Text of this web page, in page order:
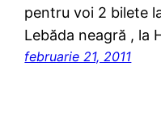
pentru voi 2 bilete
Lebăda neagră , la
februarie 21, 2011